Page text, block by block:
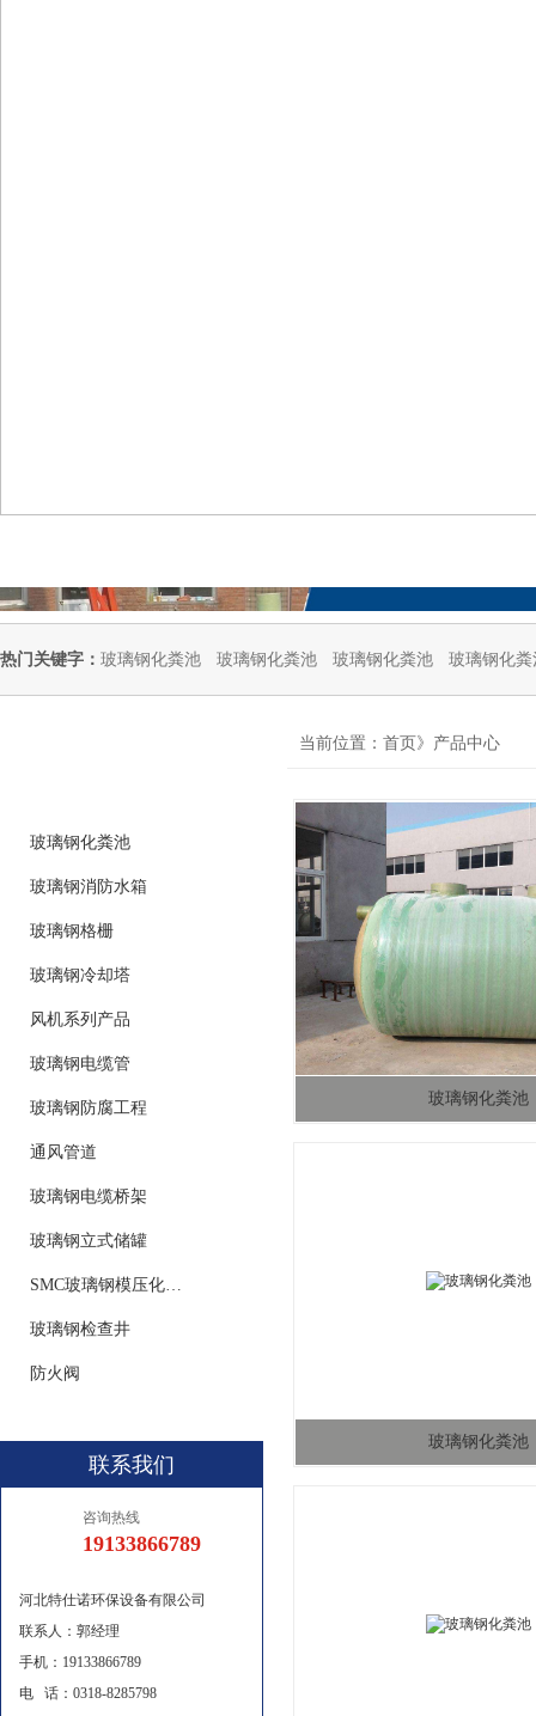
热门关键字： 玻璃钢化粪池 玻璃钢化粪池 玻璃钢化粪池 玻璃钢化粪
玻璃钢化粪池
玻璃钢消防水箱
玻璃钢格栅
玻璃钢冷却塔
风机系列产品
玻璃钢电缆管
玻璃钢防腐工程
通风管道
玻璃钢电缆桥架
玻璃钢立式储罐
SMC玻璃钢模压化粪池
玻璃钢检查井
防火阀
联系我们
咨询热线
19133866789
河北特仕诺环保设备有限公司
联系人：郭经理
手机：19133866789
电 话：0318-8285798
当前位置：首页》产品中心
玻璃钢化粪池
玻璃钢化粪池